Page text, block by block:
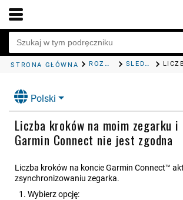
STRONA GŁÓWNA ROZWIĄZYWANIE PROBLEMÓW ŚLEDZENIE AKTYWNOŚCI
Polski
Liczba kroków na moim zegarku i
Garmin Connect nie jest zgodna
Liczba kroków na koncie Garmin Connect™
zsynchronizowaniu zegarka.
Wybierz opcję: